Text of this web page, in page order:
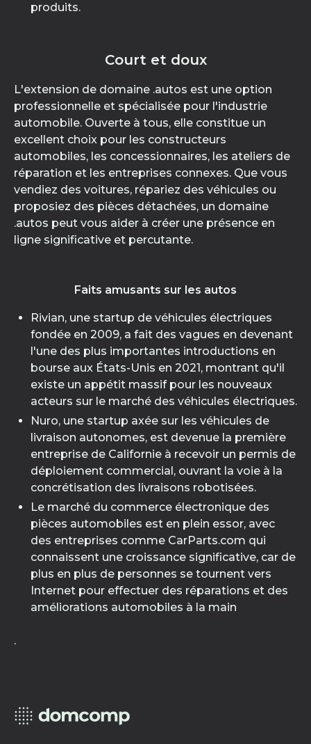
produits.
Court et doux
L'extension de domaine .autos est une option
professionnelle et spécialisée pour l'industrie
automobile. Ouverte à tous, elle constitue un
excellent choix pour les constructeurs
automobiles, les concessionnaires, les ateliers de
réparation et les entreprises connexes. Que vous
vendiez des voitures, répariez des véhicules ou
proposiez des pièces détachées, un domaine
.autos peut vous aider à créer une présence en
ligne significative et percutante.
Faits amusants sur les autos
Rivian, une startup de véhicules électriques
fondée en 2009, a fait des vagues en devenant
l'une des plus importantes introductions en
bourse aux États-Unis en 2021, montrant qu'il
existe un appétit massif pour les nouveaux
acteurs sur le marché des véhicules électriques.
Nuro, une startup axée sur les véhicules de
livraison autonomes, est devenue la première
entreprise de Californie à recevoir un permis de
déploiement commercial, ouvrant la voie à la
concrétisation des livraisons robotisées.
Le marché du commerce électronique des
pièces automobiles est en plein essor, avec
des entreprises comme CarParts.com qui
connaissent une croissance significative, car de
plus en plus de personnes se tournent vers
Internet pour effectuer des réparations et des
améliorations automobiles à la main
.